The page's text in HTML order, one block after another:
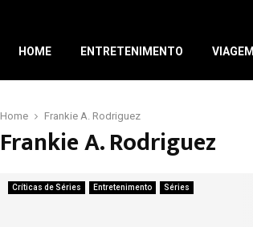
HOME ENTRETENIMENTO VIAGEM
Home Frankie A. Rodriguez
Frankie A. Rodriguez
Críticas de Séries Entretenimento Séries